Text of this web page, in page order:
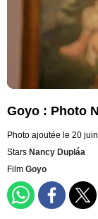
Goyo : Photo
Photo ajoutée le 20
Stars Nancy Dupláa
Film Goyo